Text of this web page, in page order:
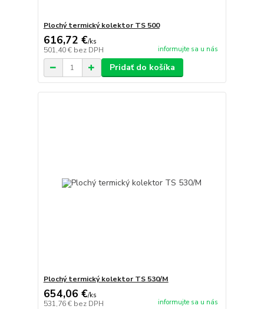
Plochý termický kolektor TS 500
616,72 €/ks
501,40 € bez DPH informujte sa u nás
Pridať do košíka
Plochý termický kolektor TS 530/M
654,06 €/ks
531,76 € bez DPH informujte sa u nás